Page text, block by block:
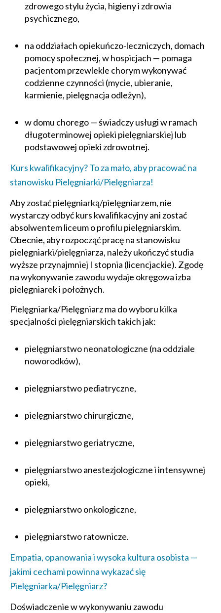
zdrowego stylu życia, higieny i zdrowia
psychicznego,
na oddziałach opiekuńczo-leczniczych, domach
pomocy społecznej, w hospicjach — pomaga
pacjentom przewlekle chorym wykonywać
codzienne czynności (mycie, ubieranie,
karmienie, pielęgnacja odleżyn),
w domu chorego — świadczy usługi w ramach
długoterminowej opieki pielęgniarskiej lub
podstawowej opieki zdrowotnej.
Kurs kwalifikacyjny? To za mało, aby pracować na
stanowisku Pielęgniarki/Pielęgniarza!
Aby zostać pielęgniarką/pielęgniarzem, nie
wystarczy odbyć kurs kwalifikacyjny ani zostać
absolwentem liceum o profilu pielęgniarskim.
Obecnie, aby rozpocząć pracę na stanowisku
pielęgniarki/pielęgniarza, należy ukończyć studia
wyższe przynajmniej I stopnia (licencjackie). Zgodę
na wykonywanie zawodu wydaje okręgowa izba
pielęgniarek i położnych.
Pielęgniarka/Pielęgniarz ma do wyboru kilka
specjalności pielęgniarskich takich jak:
pielęgniarstwo neonatologiczne (na oddziale
noworodków),
pielęgniarstwo pediatryczne,
pielęgniarstwo chirurgiczne,
pielęgniarstwo geriatryczne,
pielęgniarstwo anestezjologiczne i intensywnej
opieki,
pielęgniarstwo onkologiczne,
pielęgniarstwo ratownicze.
Empatia, opanowania i wysoka kultura osobista —
jakimi cechami powinna wykazać się
Pielęgniarka/Pielęgniarz?
Doświadczenie w wykonywaniu zawodu